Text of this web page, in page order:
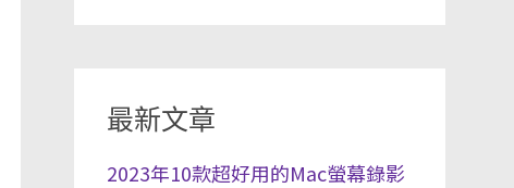
最新文章
2023年10款超好用的Mac螢幕錄影